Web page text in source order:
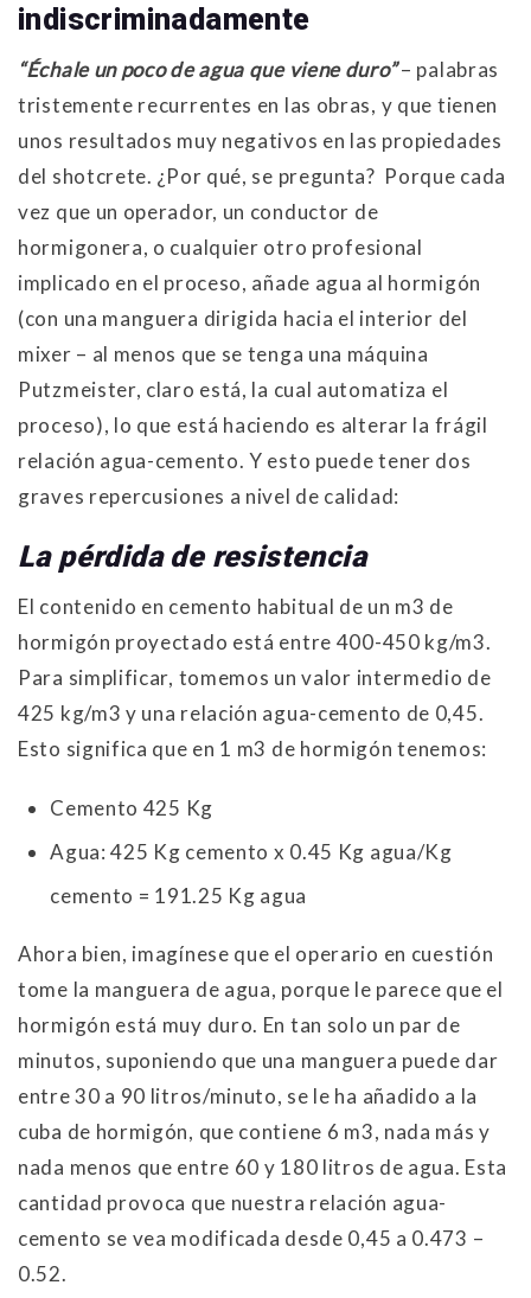
indiscriminadamente
“Échale un poco de agua que viene duro”– palabras
tristemente recurrentes en las obras, y que tienen
unos resultados muy negativos en las propiedades
del shotcrete. ¿Por qué, se pregunta? Porque cada
vez que un operador, un conductor de
hormigonera, o cualquier otro profesional
implicado en el proceso, añade agua al hormigón
(con una manguera dirigida hacia el interior del
mixer – al menos que se tenga una máquina
Putzmeister, claro está, la cual automatiza el
proceso), lo que está haciendo es alterar la frágil
relación agua-cemento. Y esto puede tener dos
graves repercusiones a nivel de calidad:
La pérdida de resistencia
El contenido en cemento habitual de un m3 de
hormigón proyectado está entre 400-450 kg/m3.
Para simplificar, tomemos un valor intermedio de
425 kg/m3 y una relación agua-cemento de 0,45.
Esto significa que en 1 m3 de hormigón tenemos:
Cemento 425 Kg
Agua: 425 Kg cemento x 0.45 Kg agua/Kg
cemento = 191.25 Kg agua
Ahora bien, imagínese que el operario en cuestión
tome la manguera de agua, porque le parece que el
hormigón está muy duro. En tan solo un par de
minutos, suponiendo que una manguera puede dar
entre 30 a 90 litros/minuto, se le ha añadido a la
cuba de hormigón, que contiene 6 m3, nada más y
nada menos que entre 60 y 180 litros de agua. Esta
cantidad provoca que nuestra relación agua-
cemento se vea modificada desde 0,45 a 0.473 –
0.52.